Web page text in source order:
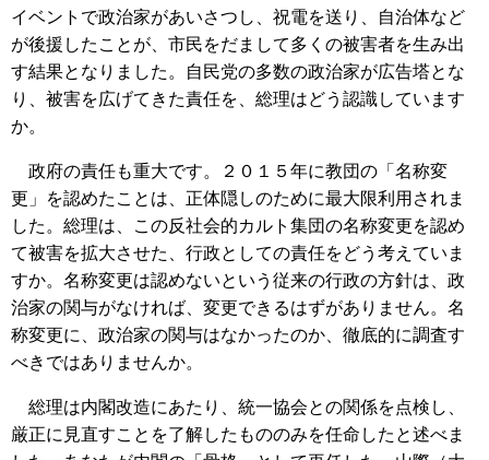
イベントで政治家があいさつし、祝電を送り、自治体など
が後援したことが、市民をだまして多くの被害者を生み出
す結果となりました。自民党の多数の政治家が広告塔とな
り、被害を広げてきた責任を、総理はどう認識しています
か。
政府の責任も重大です。２０１５年に教団の「名称変
更」を認めたことは、正体隠しのために最大限利用されま
した。総理は、この反社会的カルト集団の名称変更を認め
て被害を拡大させた、行政としての責任をどう考えていま
すか。名称変更は認めないという従来の行政の方針は、政
治家の関与がなければ、変更できるはずがありません。名
称変更に、政治家の関与はなかったのか、徹底的に調査す
べきではありませんか。
総理は内閣改造にあたり、統一協会との関係を点検し、
厳正に見直すことを了解したもののみを任命したと述べま